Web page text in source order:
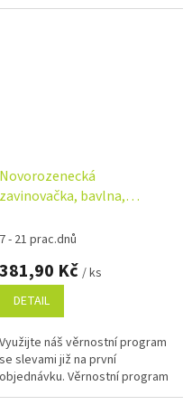
Novorozenecká
zavinovačka, bavlna,
bílá
7 - 21 prac.dnů
381,90 Kč / ks
DETAIL
Využijte náš věrnostní program
se slevami již na první
objednávku. Věrnostní program